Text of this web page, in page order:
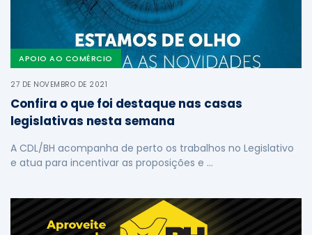
APOIO AO COMÉRCIO
27 DE NOVEMBRO DE 2021
Confira o que foi destaque nas casas
legislativas nesta semana
A CDL/BH acompanha de perto os trabalhos no Legislativo
e atua para incentivar as proposições e …